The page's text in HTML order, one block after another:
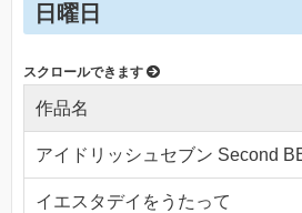
日曜日
作品名
アイドリッシュセブン Second
イエスタデイをうたって